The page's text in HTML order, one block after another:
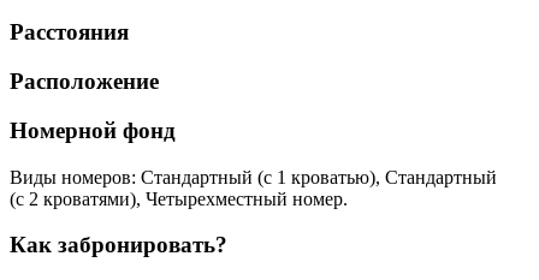
Расстояния
Расположение
Номерной фонд
Виды номеров: Стандартный (с 1 кроватью), Стандартный
(с 2 кроватями), Четырехместный номер.
Как забронировать?